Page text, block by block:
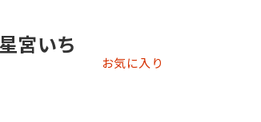
宮いち
お気に入り